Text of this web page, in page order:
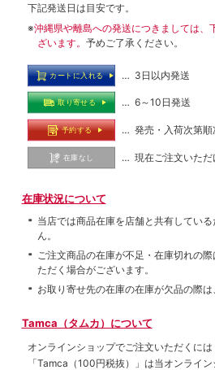
下記発送日は目安です。
※沖縄県や離島への発送につきましては
ざいます。 予めご了承ください。
カートに入れる … 3日以内発送
取り寄せる … 6～10日発送
予約する … 発売・入荷次第順
在庫なし … 現在ご注文いただ
在庫状況について
当店では商品在庫を店舗と共有してい
ん。
ご注文商品の在庫が不足・在庫切れの
ただく場合がございます。
お取り寄せ先の在庫の在庫が欠品の際
Tamca（タムカ）について
オンラインショップでご注⽂いただくに
「Tamca （100円税抜）
」は当オンライ